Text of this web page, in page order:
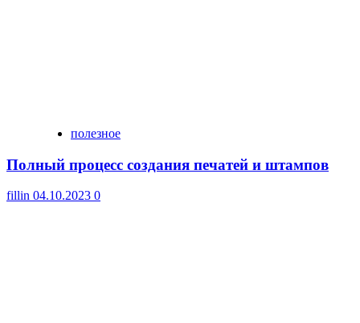
полезное
Полный процесс создания печатей и штампов
fillin 04.10.2023 0